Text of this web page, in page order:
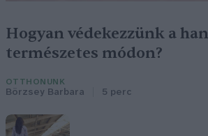
Hogyan védekezzünk a
természetes módon?
OTTHONUNK
Börzsey Barbara 5 perc